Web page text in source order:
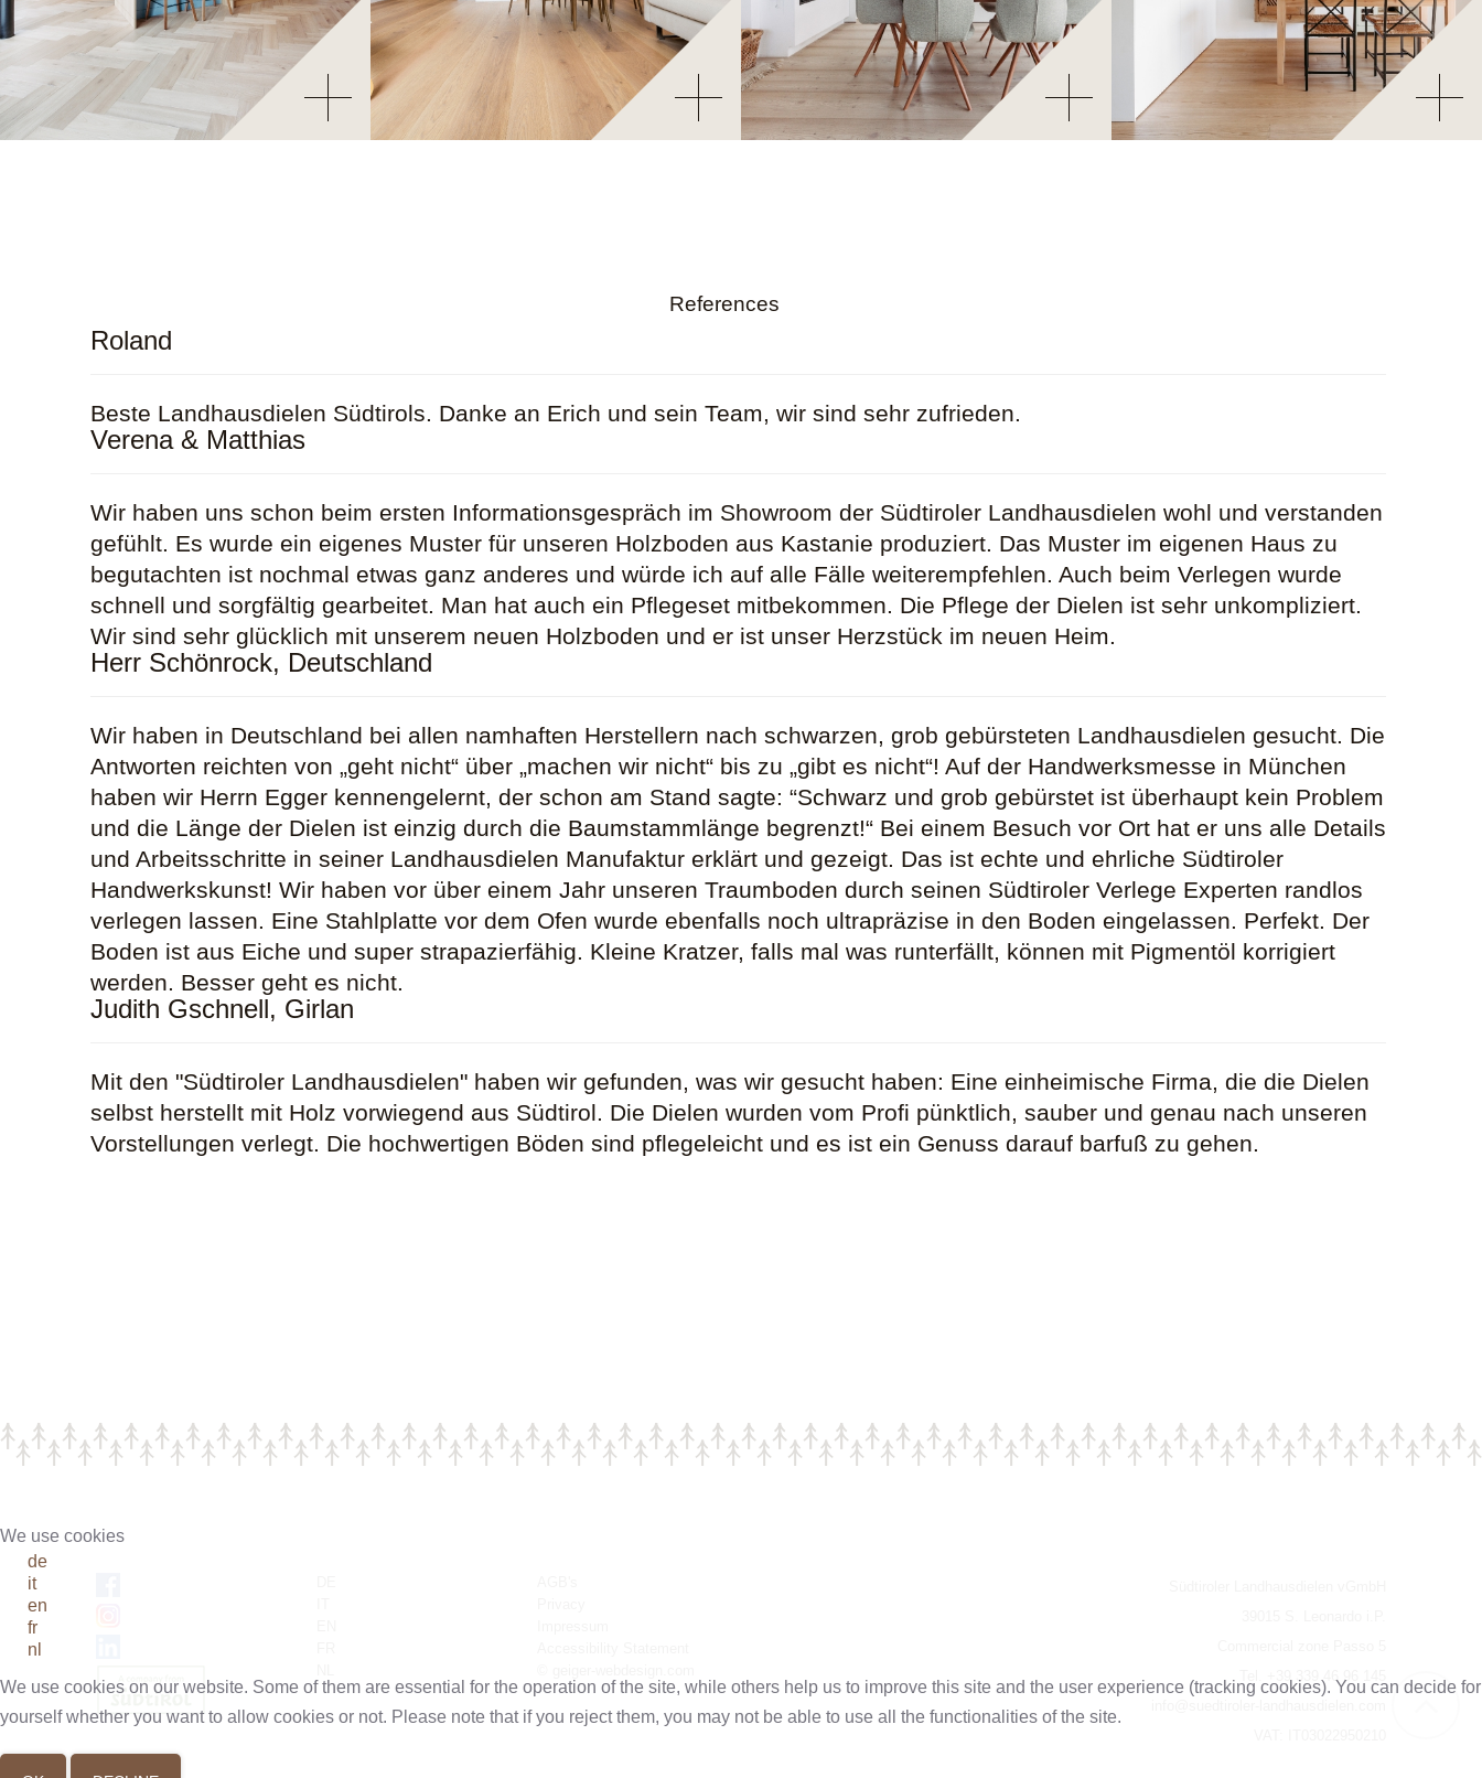
References
Roland
Beste Landhausdielen Südtirols. Danke an Erich und sein Team, wir sind sehr zufrieden.
Verena & Matthias
Wir haben uns schon beim ersten Informationsgespräch im Showroom der Südtiroler Landhausdielen wohl und verstanden
gefühlt. Es wurde ein eigenes Muster für unseren Holzboden aus Kastanie produziert. Das Muster im eigenen Haus zu
begutachten ist nochmal etwas ganz anderes und würde ich auf alle Fälle weiterempfehlen. Auch beim Verlegen wurde
schnell und sorgfältig gearbeitet. Man hat auch ein Pflegeset mitbekommen. Die Pflege der Dielen ist sehr unkompliziert.
Wir sind sehr glücklich mit unserem neuen Holzboden und er ist unser Herzstück im neuen Heim.
Herr Schönrock, Deutschland
Wir haben in Deutschland bei allen namhaften Herstellern nach schwarzen, grob gebürsteten Landhausdielen gesucht. Die
Antworten reichten von „geht nicht“ über „machen wir nicht“ bis zu „gibt es nicht“! Auf der Handwerksmesse in München
haben wir Herrn Egger kennengelernt, der schon am Stand sagte: “Schwarz und grob gebürstet ist überhaupt kein Problem
und die Länge der Dielen ist einzig durch die Baumstammlänge begrenzt!“ Bei einem Besuch vor Ort hat er uns alle Details
und Arbeitsschritte in seiner Landhausdielen Manufaktur erklärt und gezeigt. Das ist echte und ehrliche Südtiroler
Handwerkskunst! Wir haben vor über einem Jahr unseren Traumboden durch seinen Südtiroler Verlege Experten randlos
verlegen lassen. Eine Stahlplatte vor dem Ofen wurde ebenfalls noch ultrapräzise in den Boden eingelassen. Perfekt. Der
Boden ist aus Eiche und super strapazierfähig. Kleine Kratzer, falls mal was runterfällt, können mit Pigmentöl korrigiert
werden. Besser geht es nicht.
Judith Gschnell, Girlan
Mit den "Südtiroler Landhausdielen" haben wir gefunden, was wir gesucht haben: Eine einheimische Firma, die die Dielen
selbst herstellt mit Holz vorwiegend aus Südtirol. Die Dielen wurden vom Profi pünktlich, sauber und genau nach unseren
Vorstellungen verlegt. Die hochwertigen Böden sind pflegeleicht und es ist ein Genuss darauf barfuß zu gehen.
We use cookies
de
it
en
fr
nl
We use cookies on our website. Some of them are essential for the operation of the site, while others help us to improve this site and the user experience (tracking cookies). You can decide for
yourself whether you want to allow cookies or not. Please note that if you reject them, you may not be able to use all the functionalities of the site.